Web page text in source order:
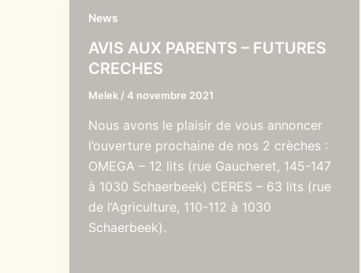
News
AVIS AUX PARENTS – FUTURES
CRECHES
Melek /4 novembre 2021
Nous avons le plaisir de vous annoncer
l’ouverture prochaine de nos 2 crèches :
OMEGA – 12 lits (rue Gaucheret, 145-147
à 1030 Schaerbeek) CERES – 63 lits (rue
de l’Agriculture, 110-112 à 1030
Schaerbeek).